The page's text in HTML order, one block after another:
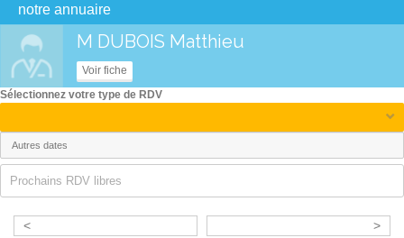
notre annuaire
M DUBOIS Matthieu
Voir fiche
< >
Sélectionnez votre type de RDV
Prochains RDV libres